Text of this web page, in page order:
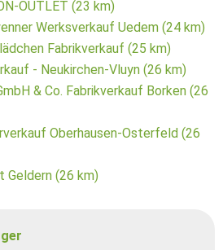
OUTLET (23 km)
Werksverkauf Uedem (24 km)
Fabrikverkauf (25 km)
- Neukirchen-Vluyn (26 km)
& Co. Fabrikverkauf Borken (26
Oberhausen-Osterfeld (26
Geldern (26 km)